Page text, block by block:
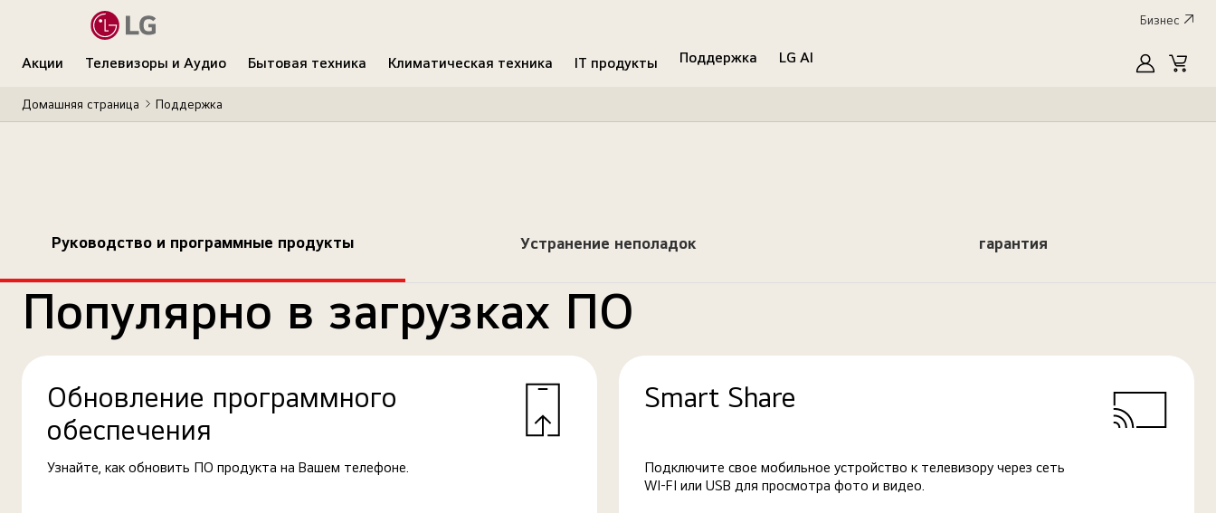
Бизнес
Акции Телевизоры и Аудио Бытовая техника Климатическая техника IT продукты Поддержка
LG AI
MyLGCart
Домашняя страница Поддержка
Руководство и программные продукты Устранение неполадок гарантия
Популярно в загрузках ПО
Обновление программного
обеспечения
Узнайте, как обновить ПО продукта на Вашем телефоне.
Smart Share
Подключите свое мобильное устройство к телевизору через сеть
WI-FI или USB для просмотра фото и видео.